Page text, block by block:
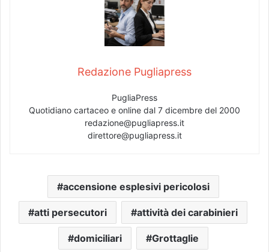
Redazione Pugliapress
PugliaPress
Quotidiano cartaceo e online dal 7 dicembre del 2000
redazione@pugliapress.it
direttore@pugliapress.it
accensione esplesivi pericolosi
atti persecutori attività dei carabinieri
domiciliari Grottaglie